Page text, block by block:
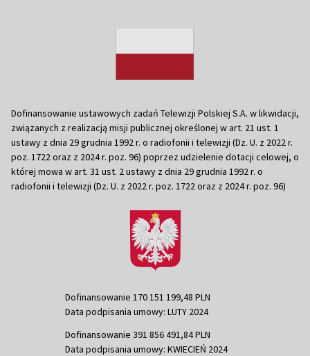
Dofinansowanie ustawowych zadań Telewizji Polskiej S.A. w likwidacji,
związanych z realizacją misji publicznej określonej w art. 21 ust. 1
ustawy z dnia 29 grudnia 1992 r. o radiofonii i telewizji (Dz. U. z 2022 r.
poz. 1722 oraz z 2024 r. poz. 96) poprzez udzielenie dotacji celowej, o
której mowa w art. 31 ust. 2 ustawy z dnia 29 grudnia 1992 r. o
radiofonii i telewizji (Dz. U. z 2022 r. poz. 1722 oraz z 2024 r. poz. 96)
Dofinansowanie 170 151 199,48 PLN
Data podpisania umowy: LUTY 2024
Dofinansowanie 391 856 491,84 PLN
Data podpisania umowy: KWIECIEŃ 2024